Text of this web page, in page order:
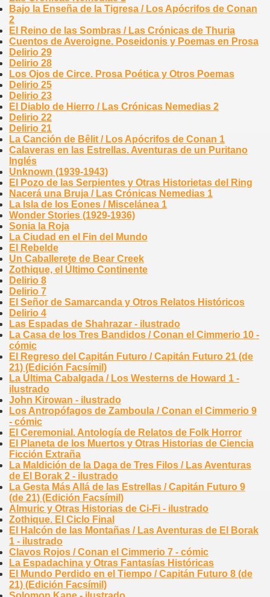
Bajo la Enseña de la Tigresa / Los Apócrifos de Conan
2
El Reino de las Sombras / Las Crónicas de Thuria
Cuentos de Averoigne. Poseidonis y Poemas en Prosa
Delirio 29
Delirio 28
Los Ojos de Circe. Prosa Poética y Otros Poemas
Delirio 25
Delirio 23
El Diablo de Hierro / Las Crónicas Nemedias 2
Delirio 22
Delirio 21
La Canción de Bêlit / Los Apócrifos de Conan 1
Calaveras en las Estrellas. Aventuras de un Puritano
Inglés
Unknown (1939-1943)
El Pozo de las Serpientes y Otras Historietas del Ring
Nacerá una Bruja / Las Crónicas Nemedias 1
La Isla de los Eones / Miscelánea 1
Wonder Stories (1929-1936)
Sonia la Roja
La Ciudad en el Fin del Mundo
El Rebelde
Un Caballerete de Bear Creek
Zothique, el Último Continente
Delirio 8
Delirio 7
El Señor de Samarcanda y Otros Relatos Históricos
Delirio 4
Las Espadas de Shahrazar - ilustrado
La Casa de los Tres Bandidos / Conan el Cimmerio 10 -
cómic
El Regreso del Capitán Futuro / Capitán Futuro 21 (de
21) (Edición Facsímil)
La Última Cabalgada / Los Westerns de Howard 1 -
ilustrado
John Kirowan - ilustrado
Los Antropófagos de Zamboula / Conan el Cimmerio 9
- cómic
El Ceremonial. Antología de Relatos de Folk Horror
El Planeta de los Muertos y Otras Historias de Ciencia
Ficción Extraña
La Maldición de la Daga de Tres Filos / Las Aventuras
de El Borak 2 - ilustrado
La Gesta Más Allá de las Estrellas / Capitán Futuro 9
(de 21) (Edición Facsímil)
Almuric y Otras Historias de Ci-Fi - ilustrado
Zothique. El Ciclo Final
El Halcón de las Montañas / Las Aventuras de El Borak
1 - ilustrado
Clavos Rojos / Conan el Cimmerio 7 - cómic
La Espadachina y Otras Fantasías Históricas
El Mundo Perdido en el Tiempo / Capitán Futuro 8 (de
21) (Edición Facsímil)